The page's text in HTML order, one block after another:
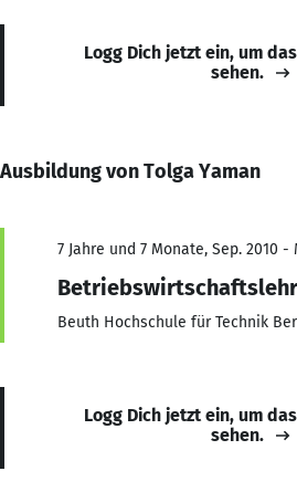
Logg Dich jetzt ein, um
sehen.
Ausbildung von Tolga Yaman
7 Jahre und 7 Monate, Sep. 2010 -
Beuth Hochschule für Technik
Logg Dich jetzt ein, um
sehen.